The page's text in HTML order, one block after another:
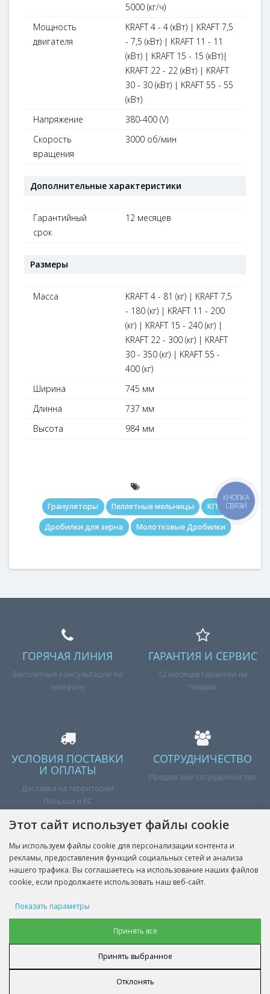
5000 (кг/ч)
Мощность
двигателя
KRAFT 4 - 4 (кВт) | KRAFT 7,5
- 7,5 (кВт) | KRAFT 11 - 11
(кВт) | KRAFT 15 - 15 (кВт)|
KRAFT 22 - 22 (кВт) | KRAFT
30 - 30 (кВт) | KRAFT 55 - 55
(кВт)
Напряжение
380-400 (V)
Скорость
вращения
3000 об/мин
Дополнительные характеристики
Гарантийный
срок
12 месяцев
Размеры
Масса
KRAFT 4 - 81 (кг) | KRAFT 7,5
- 180 (кг) | KRAFT 11 - 200
(кг) | KRAFT 15 - 240 (кг) |
KRAFT 22 - 300 (кг) | KRAFT
30 - 350 (кг) | KRAFT 55 -
400 (кг)
Ширина
745 мм
Длинна
737 мм
Высота
984 мм
Грануляторы Пеллетные мельницы
КГМ
Дробилки для зерна
Молотковые Дробилки
ГОРЯЧАЯ ЛИНИЯ
Бесплатные консультации по
телефону
ГАРАНТИЯ И СЕРВИС
12 месяцев гарантии на
товары
УСЛОВИЯ ПОСТАВКИ
И ОПЛАТЫ
Доставка на территории
Польши и ЕС
СОТРУДНИЧЕСТВО
Предлагаем сотрудничество
Готово
ЛИЧНЫЙ КАБИНЕТ
Этот сайт использует файлы cookie
Мы используем файлы cookie для персонализации контента и
рекламы, предоставления функций социальных сетей и анализа
нашего трафика. Вы соглашаетесь на использование наших файлов
cookie, если продолжаете использовать наш веб-сайт.
Показать параметры
Рекламные файлы cookie
Файл cookie с пользовательскими данными
Персонализация рекламы
Принять все
Принять выбранное
Отклонять
КНОПКА
СВЯЗИ